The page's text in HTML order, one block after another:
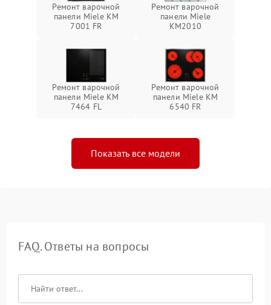
Ремонт варочной
панели Miele KM
7001 FR
Ремонт варочной
панели Miele
KM2010
Ремонт варочной
панели Miele KM
7464 FL
Ремонт варочной
панели Miele KM
6540 FR
Показать все модели
FAQ. Ответы на вопросы